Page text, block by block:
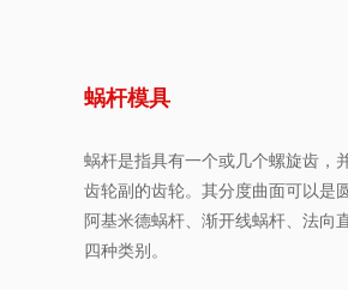
蜗杆模具
蜗杆是指具有一个或几个螺旋齿，
齿轮副的齿轮。其分度曲面可以是
阿基米德蜗杆、渐开线蜗杆、法向
四种类别。